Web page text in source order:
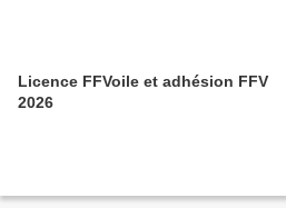
Licence FFVoile et adhésion FFV
2026